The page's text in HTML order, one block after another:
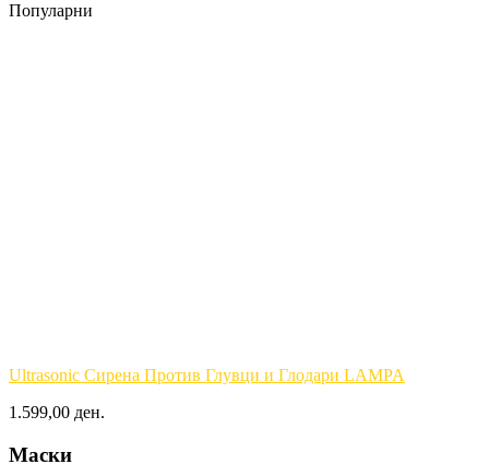
Популарни
Ultrasonic Сирена Против Глувци и Глодари LAMPA
1.599,00 ден.
Маски